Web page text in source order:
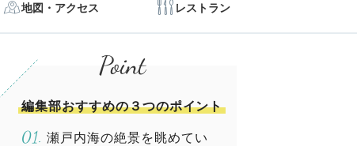
地図・アクセス レストラン
編集部おすすめの３つのポイント
瀬戸内海の絶景を眺めてい